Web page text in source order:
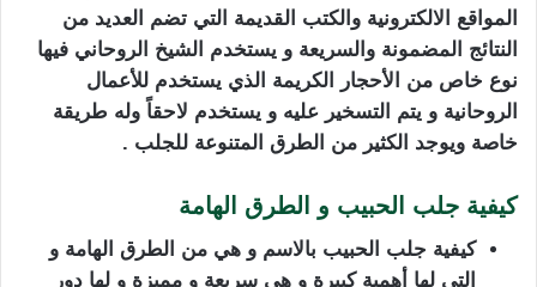
المواقع الالكترونية والكتب القديمة التي تضم العديد من
النتائج المضمونة والسريعة و يستخدم الشيخ الروحاني فيها
نوع خاص من الأحجار الكريمة الذي يستخدم للأعمال
الروحانية و يتم التسخير عليه و يستخدم لاحقاً وله طريقة
خاصة ويوجد الكثير من الطرق المتنوعة للجلب .
كيفية جلب الحبيب و الطرق الهامة
كيفية جلب الحبيب بالاسم و هي من الطرق الهامة و
التي لها أهمية كبيرة و هي سريعة و مميزة و لها دور